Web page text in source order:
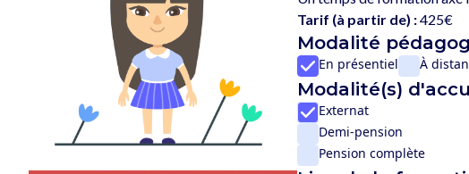
Tarif (à partir de) :425€
Modalité
En présentiel À
Modalité(s)
Externat
Demi-pension
Pension complète